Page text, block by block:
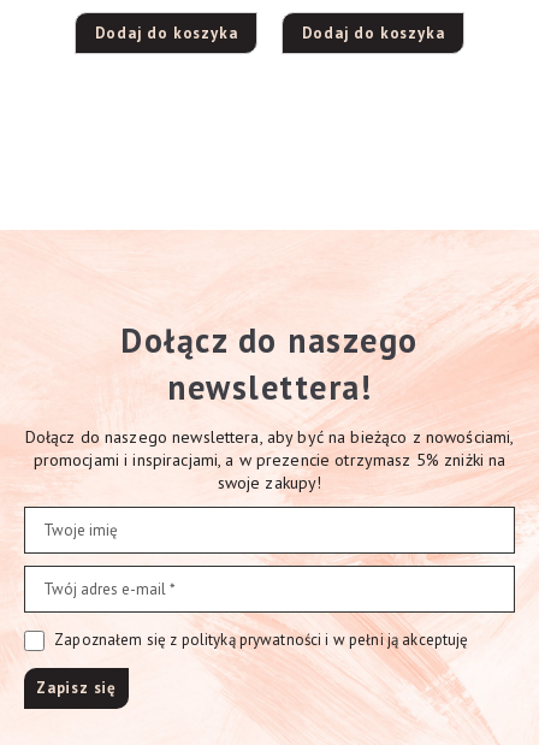
Dodaj do koszyka
5.00na 5
Dodaj do koszyka
Dołącz do naszego
newslettera!
Dołącz do naszego newslettera, aby być na bieżąco z nowościami,
promocjami i inspiracjami, a w prezencie otrzymasz 5% zniżki na
swoje zakupy!
Zapoznałem się z polityką prywatności i w pełni ją akceptuję